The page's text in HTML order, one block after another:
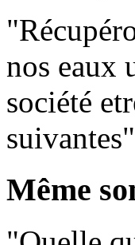
nos eaux
société
Même